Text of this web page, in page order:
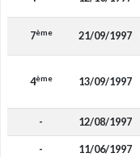
7ème 21/09/1997
4ème 13/09/1997
- 12/08/1997
- 11/06/1997